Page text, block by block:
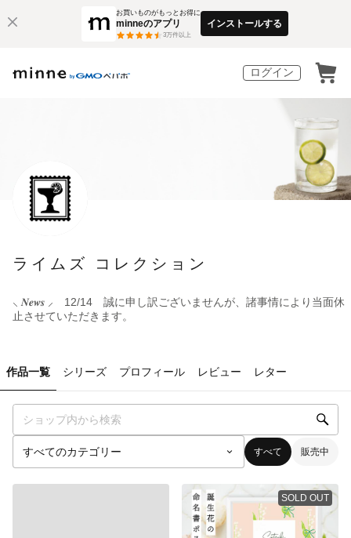
お買いものがもっとお得に
minneのアプリ
3万件以上
インストールする
ログイン
ライムズ コレクション
⸜ 𝑵𝒆𝒘𝒔 ⸝ 12/14 誠に申し訳ございませんが、諸事情により当面休
止させていただきます。
作品一覧 シリーズ プロフィール レビュー レター
すべて 販売中
SOLD OUT